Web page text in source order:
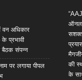
वन अधिकार
प्रभावी
बैठक संपन्न
पर लगाया पीपल
की
के